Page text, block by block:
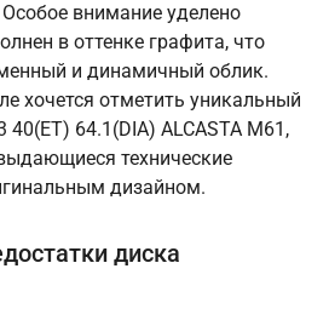
внимание уделено
в оттенке графита, что
и динамичный облик.
хочется отметить уникальный
40(ET) 64.1(DIA) ALCASTA M61,
технические
дизайном.
диска